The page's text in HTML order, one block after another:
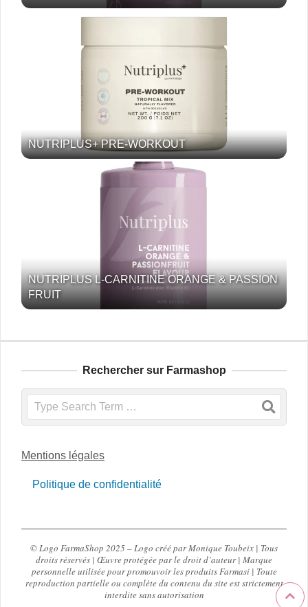
NUTRIPLUS+ PRE-WORKOUT
NUTRIPLUS L-CARNITINE ORANGE & PASSION
FRUIT
Rechercher sur Farmashop
Search
Mentions légales
Politique de confidentialité
© Logo FarmaShop 2025 – Logo créé par Monique Toubeix | Tous
droits réservés | Œuvre protégée par le droit d’auteur | Marque
personnelle utilisée pour promouvoir les produits Farmasi | Toute
reproduction partielle ou complète du contenu du site est strictement
interdite sans autorisation